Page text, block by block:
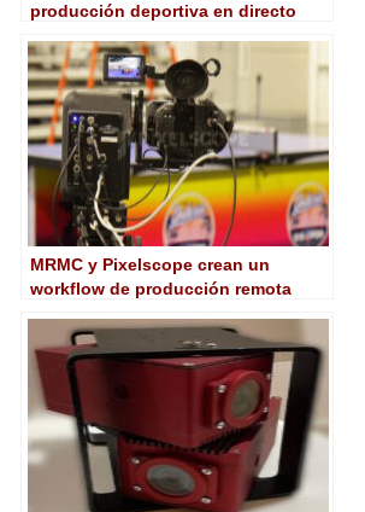
producción deportiva en directo
MRMC y Pixelscope crean un
workflow de producción remota
directo